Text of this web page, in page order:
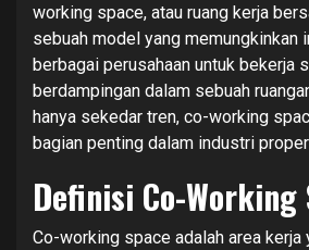
working space, atau ruang kerja
sebuah model yang memungkinkan
berbagai perusahaan untuk bekerja
berdampingan dalam sebuah
hanya sekedar tren, co-working
bagian penting dalam industri
Definisi Co-Working
Co-working space adalah area kerja